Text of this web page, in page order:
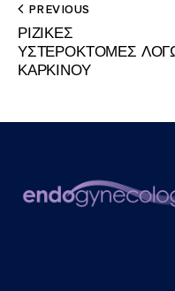
PREVIOUS
ΡΙΖΙΚΕΣ
ΥΣΤΕΡΟΚΤΟΜΕΣ
ΚΑΡΚΙΝΟΥ